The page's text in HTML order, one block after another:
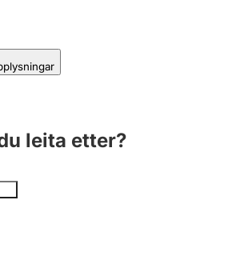
leita etter?